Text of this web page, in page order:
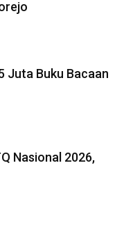
Juta Buku Bacaan
Nasional 2026,